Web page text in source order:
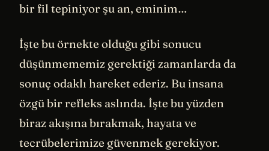
bir fil tepiniyor şu an, eminim…
İşte bu örnekte olduğu gibi sonucu
düşünmememiz gerektiği zamanlarda da
sonuç odaklı hareket ederiz. Bu insana
özgü bir refleks aslında. İşte bu yüzden
biraz akışına bırakmak, hayata ve
tecrübelerimize güvenmek gerekiyor.